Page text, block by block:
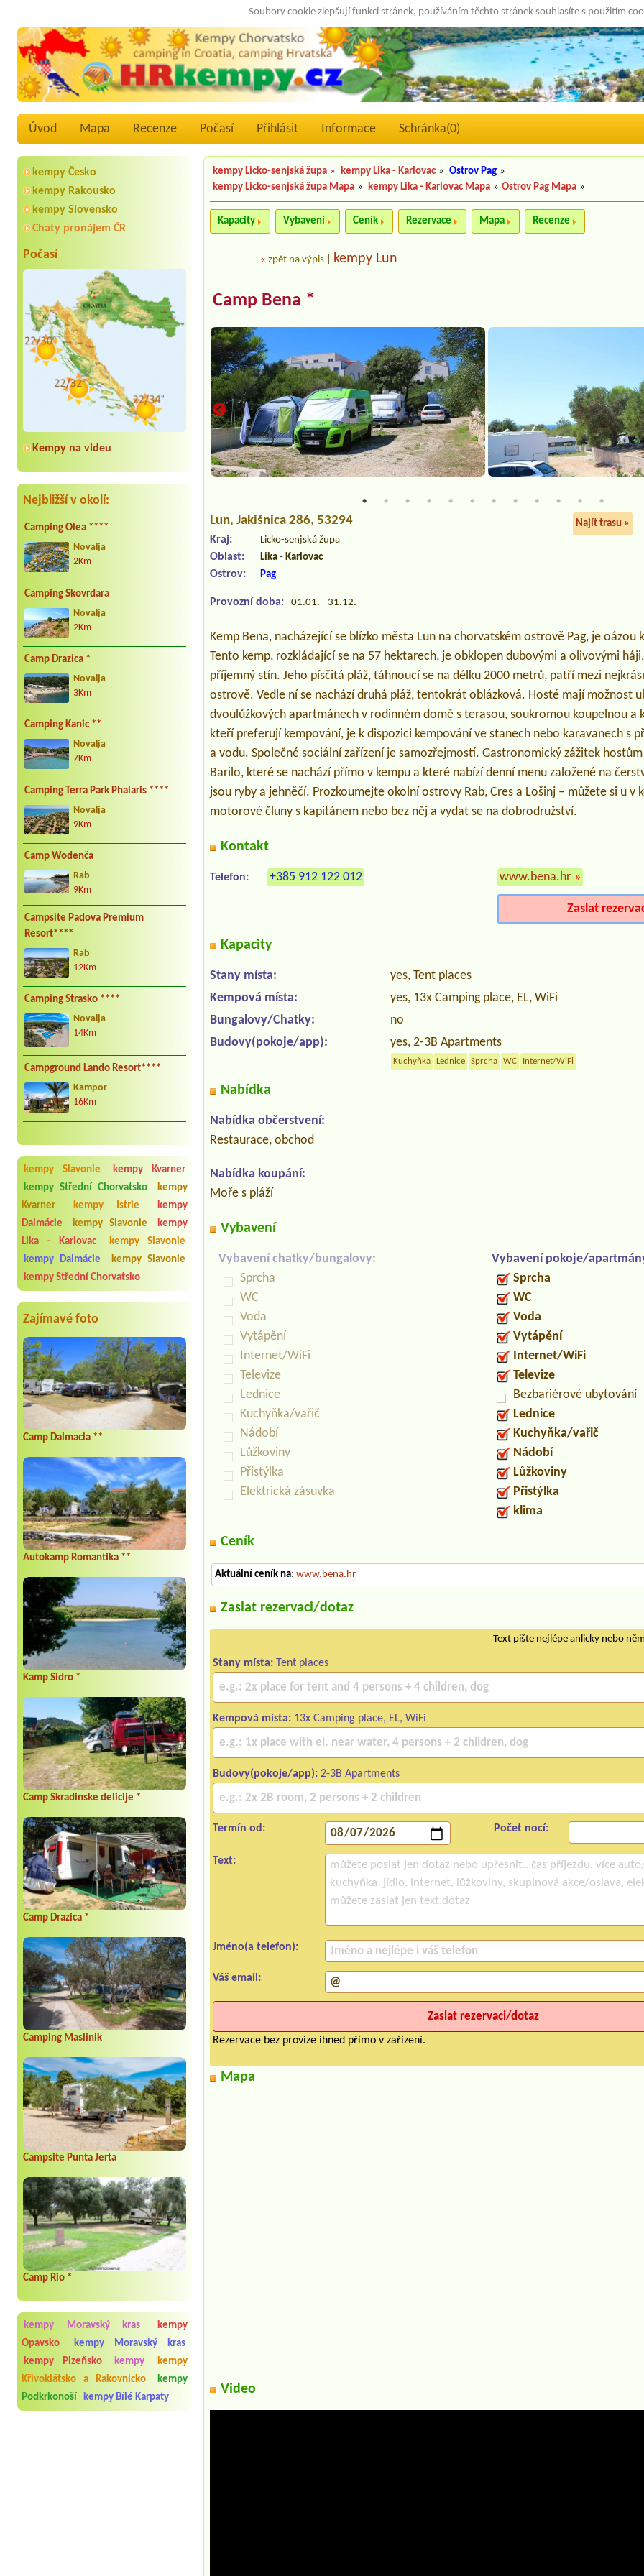
Soubory cookie zlepšují funkci stránek, používáním těchto stránek souhlasíte s použitím
Úvod Mapa Recenze Počasí Přihlásit Informace Schránka(0)
kempy Česko
kempy Rakousko
kempy Slovensko
Chaty pronájem ČR
Počasí
Kempy na videu
Nejbližší v okolí:
Camping Olea ****
Novalja
2Km
Camping Skovrdara
Novalja
2Km
Camp Drazica *
Novalja
3Km
Camping Kanic **
Novalja
7Km
Camping Terra Park Phalaris ****
Novalja
9Km
Camp Wodenča
Rab
9Km
Campsite Padova Premium
Resort****
Rab
12Km
Camping Strasko ****
Novalja
14Km
Campground Lando Resort****
Kampor
16Km
kempy Slavonie
kempy Kvarner
kempy Střední Chorvatsko
kempy
Kvarner
kempy Istrie
kempy
Dalmácie
kempy Slavonie
kempy
Lika - Karlovac
kempy Slavonie
kempy Dalmácie
kempy Slavonie
kempy Střední Chorvatsko
Zajímavé foto
Camp Dalmacia **
Autokamp Romantika **
Kamp Sidro *
Camp Skradinske delicije *
Camp Drazica *
Camping Maslinik
Campsite Punta Jerta
Camp Rio *
kempy Moravský kras
kempy
Opavsko
kempy Moravský kras
kempy Plzeňsko
kempy
kempy
Křivoklátsko a Rakovnicko
kempy
Podkrkonoší
kempy Bílé Karpaty
kempy Licko-senjská župa » kempy Lika - Karlovac » Ostrov Pag »
kempy Licko-senjská župa Mapa » kempy Lika - Karlovac Mapa » Ostrov Pag Mapa »
Kapacity Vybavení Ceník Rezervace Mapa Recenze
«zpět na výpis kempy Lun
Camp Bena *
Lun, Jakišnica 286, 53294 Najít trasu »
Kraj: Licko-senjská župa
Oblast: Lika - Karlovac
Ostrov: Pag
Provozní doba: 01.01. - 31.12.
Kemp Bena, nacházející se blízko města Lun na chorvatském ostrově Pag, je oázou
Tento kemp, rozkládající se na 57 hektarech, je obklopen dubovými a olivovými
příjemný stín. Jeho písčitá pláž, táhnoucí se na délku 2000 metrů, patří mezi
ostrově. Vedle ní se nachází druhá pláž, tentokrát oblázková. Hosté mají možnost
dvoulůžkových apartmánech v rodinném domě s terasou, soukromou koupelnou a
kteří preferují kempování, je k dispozici kempování ve stanech nebo karavanech s
a vodu. Společné sociální zařízení je samozřejmostí. Gastronomický zážitek
Barilo, které se nachází přímo v kempu a které nabízí denní menu založené na
jsou ryby a jehněčí. Prozkoumejte okolní ostrovy Rab, Cres a Lošinj – můžete si u v
motorové čluny s kapitánem nebo bez něj a vydat se na dobrodružství.
Kontakt
Telefon: +385 912 122 012 www.bena.hr »
Zaslat
Kapacity
Stany místa:
yes, Tent places
Kempová místa:
yes, 13x Camping place, EL, WiFi
Bungalovy/Chatky:
no
Budovy(pokoje/app):
yes, 2-3B Apartments
Kuchyňka Lednice Sprcha WC Internet/WiFi
Nabídka
Nabídka občerstvení:
Restaurace, obchod
Nabídka koupání:
Moře s pláží
Vybavení
Vybavení chatky/bungalovy:
Sprcha
WC
Voda
Vytápění
Internet/WiFi
Televize
Lednice
Kuchyňka/vařič
Nádobí
Lůžkoviny
Přistýlka
Elektrická zásuvka
Vybavení pokoje/
Sprcha
WC
Voda
Vytápění
Internet/WiFi
Televize
Bezbariérové ubytování
Lednice
Kuchyňka/vařič
Nádobí
Lůžkoviny
Přistýlka
klima
Ceník
Aktuální ceník na: www.bena.hr
Zaslat rezervaci/dotaz
Text pište nejlépe anlicky nebo
Stany místa: Tent places
Kempová místa: 13x Camping place, EL, WiFi
Budovy(pokoje/app): 2-3B Apartments
Termín od: Počet nocí:
Text:
Jméno(a telefon):
Váš email:
Rezervace bez provize ihned přímo v zařízení.
Mapa
Video